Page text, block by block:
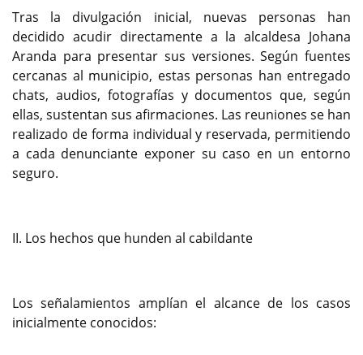
Tras la divulgación inicial, nuevas personas han
decidido acudir directamente a la alcaldesa Johana
Aranda para presentar sus versiones. Según fuentes
cercanas al municipio, estas personas han entregado
chats, audios, fotografías y documentos que, según
ellas, sustentan sus afirmaciones. Las reuniones se han
realizado de forma individual y reservada, permitiendo
a cada denunciante exponer su caso en un entorno
seguro.
II. Los hechos que hunden al cabildante
Los señalamientos amplían el alcance de los casos
inicialmente conocidos: